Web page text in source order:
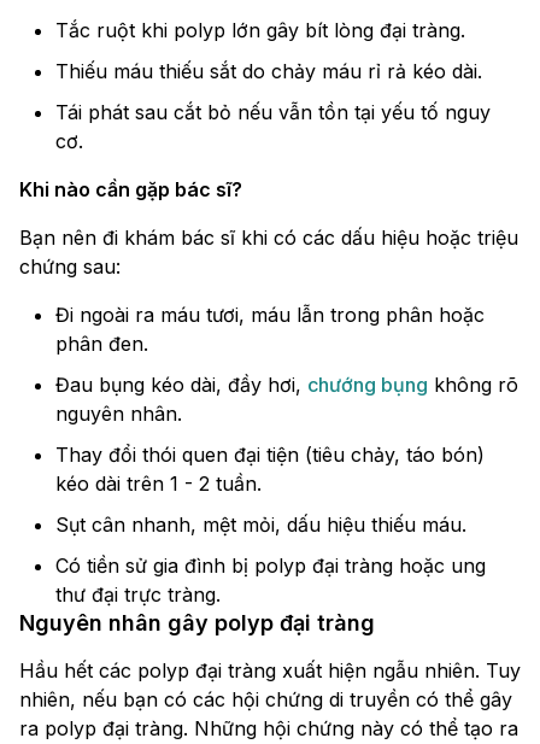
Tắc ruột khi polyp lớn gây bít lòng đại tràng.
Thiếu máu thiếu sắt do chảy máu rỉ rả kéo dài.
Tái phát sau cắt bỏ nếu vẫn tồn tại yếu tố nguy
cơ.
Khi nào cần gặp bác sĩ?
Bạn nên đi khám bác sĩ khi có các dấu hiệu hoặc triệu
chứng sau:
Đi ngoài ra máu tươi, máu lẫn trong phân hoặc
phân đen.
Đau bụng kéo dài, đầy hơi, chướng bụng không rõ
nguyên nhân.
Thay đổi thói quen đại tiện (tiêu chảy, táo bón)
kéo dài trên 1 - 2 tuần.
Sụt cân nhanh, mệt mỏi, dấu hiệu thiếu máu.
Có tiền sử gia đình bị polyp đại tràng hoặc ung
thư đại trực tràng.
Nguyên nhân gây polyp đại tràng
Hầu hết các polyp đại tràng xuất hiện ngẫu nhiên. Tuy
nhiên, nếu bạn có các hội chứng di truyền có thể gây
ra polyp đại tràng. Những hội chứng này có thể tạo ra